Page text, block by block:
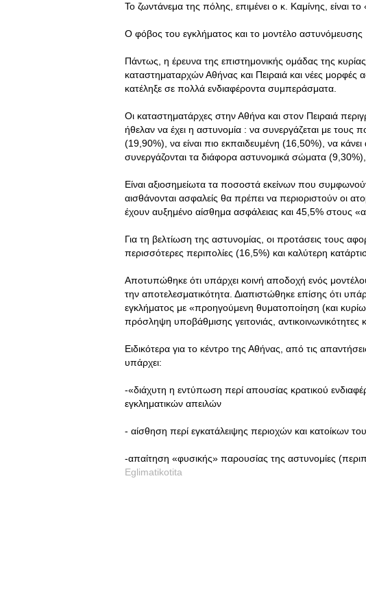
Το ζωντάνεμα της πόλης, επιμένει ο κ. Καμίνης, είναι το
Ο φόβος του εγκλήματος και το μοντέλο αστυνόμευσης
Πάντως, η έρευνα της επιστημονικής ομάδας της
καταστηματαρχών Αθήνας και Πειραιά και νέες
κατέληξε σε πολλά ενδιαφέροντα συμπεράσματα.
Οι καταστηματάρχες στην Αθήνα και στον Πειραιά
ήθελαν να έχει η αστυνομία : να συνεργάζεται με τους
(19,90%), να είναι πιο εκπαιδευμένη (16,50%), να
συνεργάζονται τα διάφορα αστυνομικά σώματα
Είναι αξιοσημείωτα τα ποσοστά εκείνων που
αισθάνονται ασφαλείς θα πρέπει να περιοριστούν οι
έχουν αυξημένο αίσθημα ασφάλειας και 45,5% στους
Για τη βελτίωση της αστυνομίας, οι προτάσεις τους
περισσότερες περιπολίες (16,5%) και καλύτερη
Αποτυπώθηκε ότι υπάρχει κοινή αποδοχή ενός
την αποτελεσματικότητα. Διαπιστώθηκε επίσης ότι
εγκλήματος με «προηγούμενη θυματοποίηση (και
πρόσληψη υποβάθμισης γειτονιάς, αντικοινωνικότητες
Ειδικότερα για το κέντρο της Αθήνας, από τις
υπάρχει:
-«διάχυτη η εντύπωση περί απουσίας κρατικού
εγκληματικών απειλών
- αίσθηση περί εγκατάλειψης περιοχών και κατοίκων
-απαίτηση «φυσικής» παρουσίας της αστυνομίες
Eglimatikotita